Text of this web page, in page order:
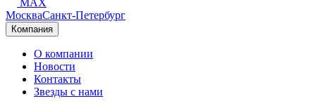
MAX
МоскваСанкт-Петербург
Компания
О компании
Новости
Контакты
Звезды с нами